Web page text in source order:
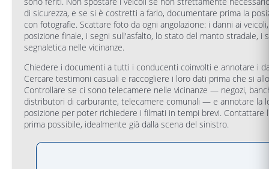
di sicurezza, e se si è costretti a farlo, documentare prima la
con fotografie. Scattare foto da ogni angolazione: i danni ai
posizione finale, i segni sull'asfalto, lo stato del manto stradale, i
segnaletica nelle vicinanze.
Chiedere i documenti a tutti i conducenti coinvolti e annotare i
Cercare testimoni casuali e raccogliere i loro dati prima che si
Controllare se ci sono telecamere nelle vicinanze — negozi,
distributori di carburante, telecamere comunali — e annotare la
posizione per poter richiedere i filmati in tempi brevi. Contattare
prima possibile, idealmente già dalla scena del sinistro.